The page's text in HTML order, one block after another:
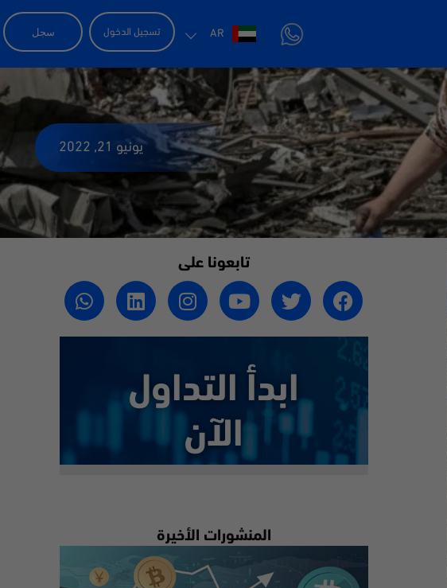
AR تسجيل الدخول سجل
يونيو 21, 2022
تابعونا على
ابدأ التداول
الآن
المنشورات الأخيرة